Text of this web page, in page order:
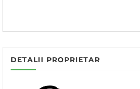
DETALII PROPRIETAR